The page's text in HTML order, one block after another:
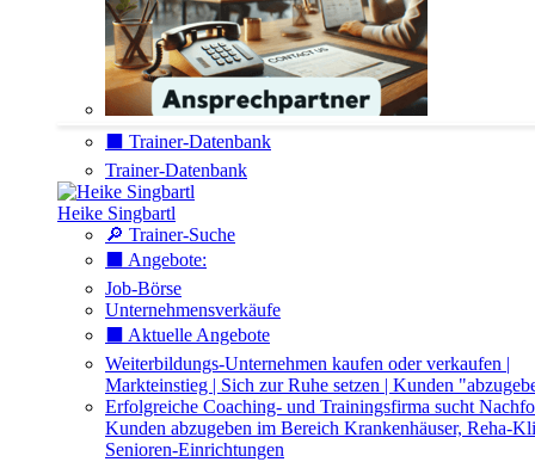
⬛️ Trainer-Datenbank
Trainer-Datenbank
Heike Singbartl
🔎 Trainer-Suche
⬛️ Angebote:
Job-Börse
Unternehmensverkäufe
⬛️ Aktuelle Angebote
Weiterbildungs-Unternehmen kaufen oder verkaufen |
Markteinstieg | Sich zur Ruhe setzen | Kunden
Erfolgreiche Coaching- und Trainingsfirma sucht
Kunden abzugeben im Bereich Krankenhäuser, Reha-
Senioren-Einrichtungen